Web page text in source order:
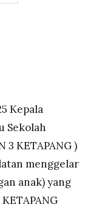
Kepala
Sekolah
3 KETAPANG )
menggelar
anak) yang